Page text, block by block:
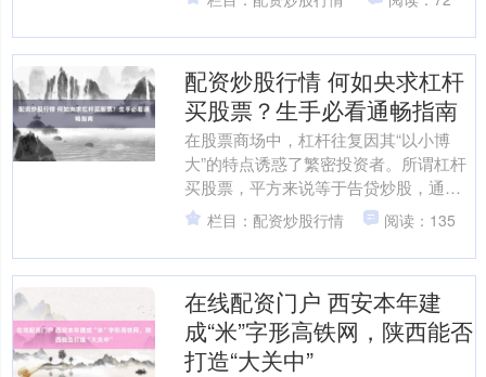
拔地区正迟缓成为成本....
配资炒股行情 何如央求杠杆
买股票？生手必看通畅指南
在股票商场中，杠杆往复因其“以小博
大”的特点诱惑了繁密投资者。所谓杠杆
买股票，平方来说等于告贷炒股，通过
向券商或金融机构融入资金，放大我方
的投资额度。可是，关于....
栏目：配资炒股行情 阅读：135
在线配资门户 西安本年建
成“米”字形高铁网，陕西能否
打造“大关中”